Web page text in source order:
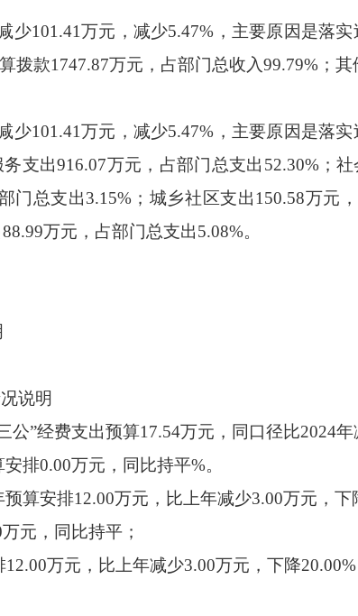
少101.41万元，减少5.47%，主要原因是落
款1747.87万元，占部门总收入99.79%；其
少101.41万元，减少5.47%，主要原因是落
支出916.07万元，占部门总支出52.30%；
门总支出3.15%；城乡社区支出150.58万元
万元，占部门总支出5.08%。
说明
公”经费支出预算17.54万元，同口径比2024
排0.00万元， 同比持平%。
算安排12.00万元，比上年减少3.00万元，下
元，同比持平；
万元，比上年减少3.00万元，下降